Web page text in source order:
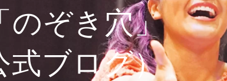
のぞき穴」
式ブログ）